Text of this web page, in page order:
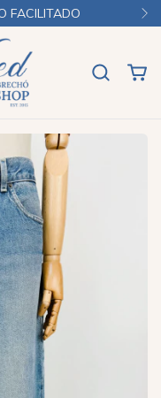
FACILITADO